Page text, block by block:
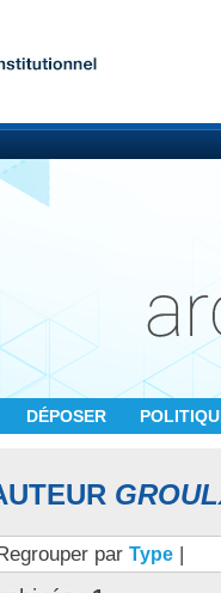
DÉPOSER
par Type |